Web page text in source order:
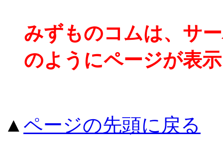
みずものコムは、サ
のようにページが表
▲ ページの先頭に戻る